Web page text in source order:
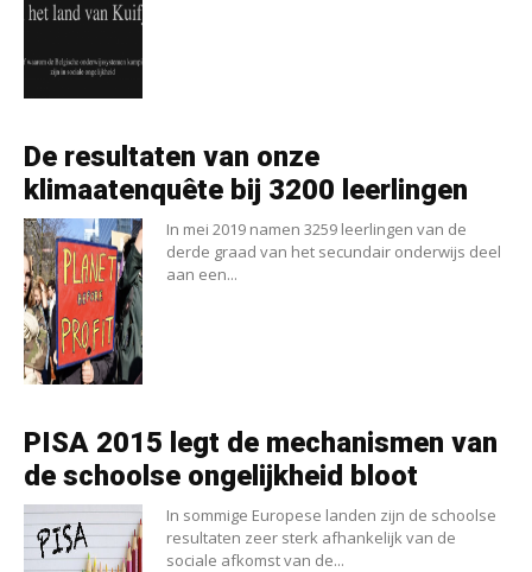
De resultaten van onze
klimaatenquête bij 3200 leerlingen
In mei 2019 namen 3259 leerlingen van de
derde graad van het secundair onderwijs deel
aan een...
PISA 2015 legt de mechanismen van
de schoolse ongelijkheid bloot
In sommige Europese landen zijn de schoolse
resultaten zeer sterk afhankelijk van de
sociale afkomst van de...